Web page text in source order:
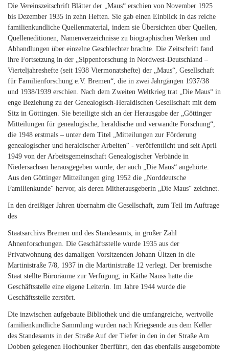
Die Vereinszeitschrift Blätter der „Maus“ erschien von November 1925
bis Dezember 1935 in zehn Heften. Sie gab einen Einblick in das reiche
familienkundliche Quellenmaterial, indem sie Übersichten über Quellen,
Quelleneditionen, Namenverzeichnisse zu biographischen Werken und
Abhandlungen über einzelne Geschlechter brachte. Die Zeitschrift fand
ihre Fortsetzung in der „Sippenforschung in Nordwest-Deutschland –
Vierteljahreshefte (seit 1938 Viermonatshefte) der „Maus“, Gesellschaft
für Familienforschung e.V. Bremen“, die in zwei Jahrgängen 1937/38
und 1938/1939 erschien. Nach dem Zweiten Weltkrieg trat „Die Maus“ in
enge Beziehung zu der Genealogisch-Heraldischen Gesellschaft mit dem
Sitz in Göttingen. Sie beteiligte sich an der Herausgabe der „Göttinger
Mitteilungen für genealogische, heraldische und verwandte Forschung“,
die 1948 erstmals – unter dem Titel „Mitteilungen zur Förderung
genealogischer und heraldischer Arbeiten“ - veröffentlicht und seit April
1949 von der Arbeitsgemeinschaft Genealogischer Verbände in
Niedersachsen herausgegeben wurde, der auch „Die Maus“ angehörte.
Aus den Göttinger Mitteilungen ging 1952 die „Norddeutsche
Familienkunde“ hervor, als deren Mitherausgeberin „Die Maus“ zeichnet.
In den dreißiger Jahren übernahm die Gesellschaft, zum Teil im Auftrage
des
Staatsarchivs Bremen und des Standesamts, in großer Zahl
Ahnenforschungen. Die Geschäftsstelle wurde 1935 aus der
Privatwohnung des damaligen Vorsitzenden Johann Ültzen in die
Martinistraße 7/8, 1937 in die Martinistraße 12 verlegt. Der bremische
Staat stellte Büroräume zur Verfügung; in Käthe Nauss hatte die
Geschäftsstelle eine eigene Leiterin. Im Jahre 1944 wurde die
Geschäftsstelle zerstört.
Die inzwischen aufgebaute Bibliothek und die umfangreiche, wertvolle
familienkundliche Sammlung wurden nach Kriegsende aus dem Keller
des Standesamts in der Straße Auf der Tiefer in den in der Straße Am
Dobben gelegenen Hochbunker überführt, den das ebenfalls ausgebombte